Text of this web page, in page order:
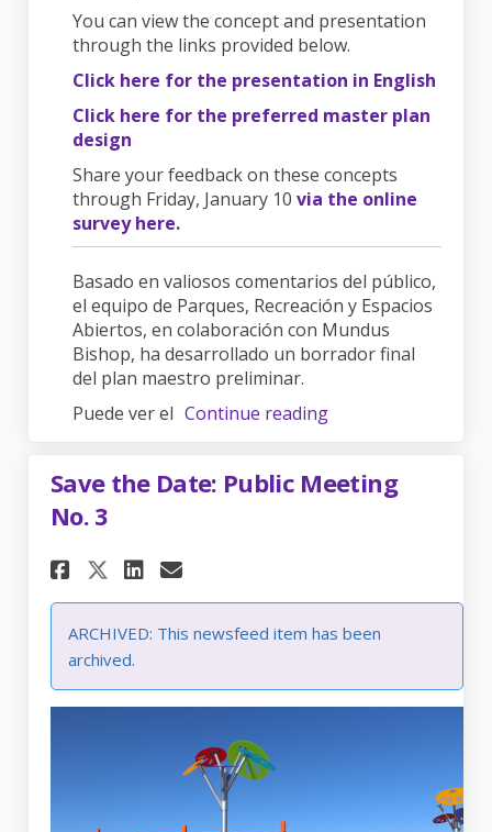
You can view the concept and presentation
through the links provided below.
Click here for the presentation in English
Click here for the preferred master plan
design
Share your feedback on these concepts
through Friday, January 10 via the online
survey here.
Basado en valiosos comentarios del público,
el equipo de Parques, Recreación y Espacios
Abiertos, en colaboración con Mundus
Bishop, ha desarrollado un borrador final
del plan maestro preliminar.
Puede ver el Continue reading
Save the Date: Public Meeting
No. 3
Share Save the Date: Public
Share Save the Date:
Share Save the Date:
Email Save the Date:
ARCHIVED: This newsfeed item has been
archived.